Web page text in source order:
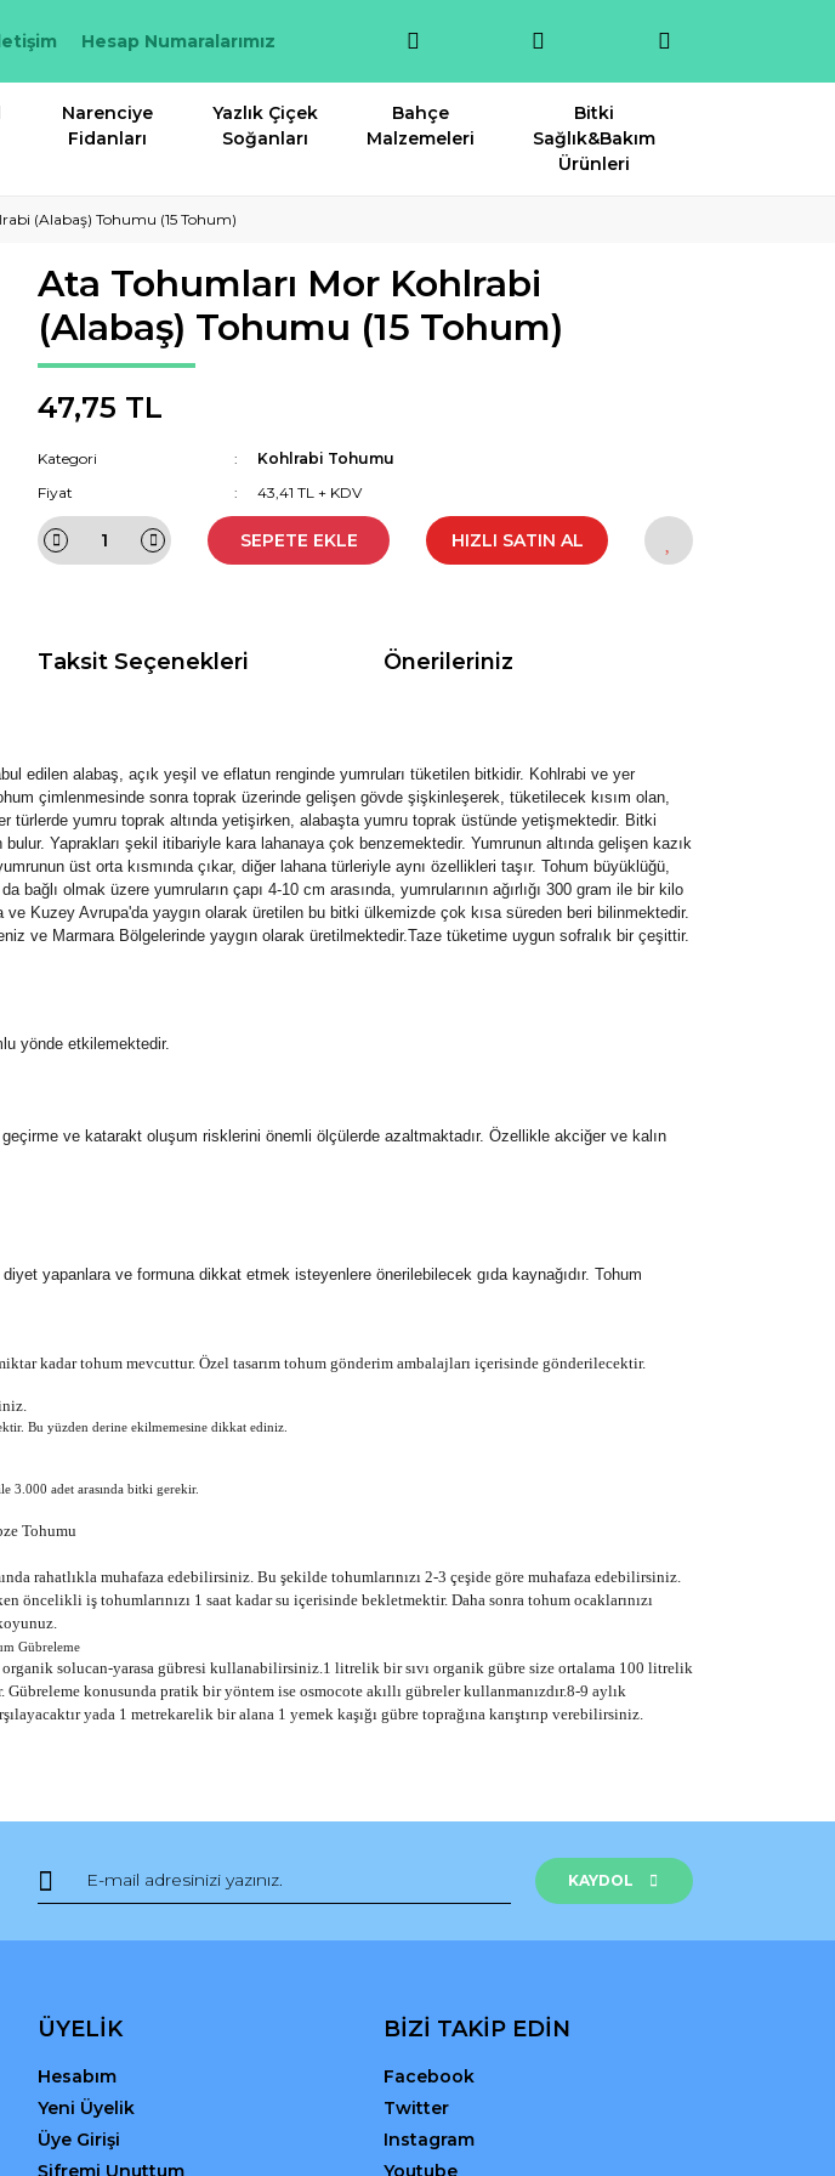
Hesap Numaralarımız
Narenciye
Fidanları
Yazlık Çiçek
Soğanları
Bahçe
Malzemeleri
Bitki
Sağlık&Bakım
Ürünleri
(Alabaş) Tohumu (15 Tohum)
Ata Tohumları Mor Kohlrabi
(Alabaş) Tohumu (15 Tohum)
47,75 TL
Kategori
Kohlrabi Tohumu
Fiyat
43,41 TL + KDV
SEPETE EKLE HIZLI SATIN AL
Taksit Seçenekleri Önerileriniz
edilen alabaş, açık yeşil ve eflatun renginde yumruları tüketilen bitkidir. Kohlrabi ve yer
çimlenmesinde sonra toprak üzerinde gelişen gövde şişkinleşerek, tüketilecek kısım olan,
yumru toprak altında yetişirken, alabaşta yumru toprak üstünde yetişmektedir. Bitki
Yaprakları şekil itibariyle kara lahanaya çok benzemektedir. Yumrunun altında gelişen kazık
üst orta kısmında çıkar, diğer lahana türleriyle aynı özellikleri taşır. Tohum büyüklüğü,
olmak üzere yumruların çapı 4-10 cm arasında, yumrularının ağırlığı 300 gram ile bir kilo
Kuzey Avrupa'da yaygın olarak üretilen bu bitki ülkemizde çok kısa süreden beri bilinmektedir.
ve Marmara Bölgelerinde yaygın olarak üretilmektedir.Taze tüketime uygun sofralık bir çeşittir.
yönde etkilemektedir.
ve katarakt oluşum risklerini önemli ölçülerde azaltmaktadır. Özellikle akciğer ve kalın
yapanlara ve formuna dikkat etmek isteyenlere önerilebilecek gıda kaynağıdır. Tohum
kadar tohum mevcuttur. Özel tasarım tohum gönderim ambalajları içerisinde gönderilecektir.
Bu yüzden derine ekilmemesine dikkat ediniz.
3.000 adet arasında bitki gerekir.
rahatlıkla muhafaza edebilirsiniz. Bu şekilde tohumlarınızı 2-3 çeşide göre muhafaza edebilirsiniz.
öncelikli iş tohumlarınızı 1 saat kadar su içerisinde bekletmektir. Daha sonra tohum ocaklarınızı
solucan-yarasa gübresi kullanabilirsiniz.1 litrelik bir sıvı organik gübre size ortalama 100 litrelik
konusunda pratik bir yöntem ise osmocote akıllı gübreler kullanmanızdır.8-9 aylık
yada 1 metrekarelik bir alana 1 yemek kaşığı gübre toprağına karıştırıp verebilirsiniz.
Yaz
KAYDOL
ÜYELİK
Hesabım
Yeni Üyelik
Üye Girişi
BİZİ TAKİP EDİN
Facebook
Twitter
Instagram